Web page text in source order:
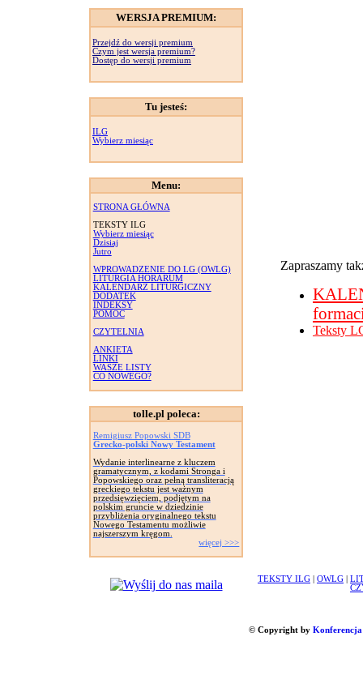
WERSJA PREMIUM:
Przejdź do wersji premium
Czym jest wersja premium?
Dostęp do wersji premium
Tu jesteś:
ILG
Wybierz miesiąc
Menu:
STRONA GŁÓWNA
TEKSTY ILG
Wybierz miesiąc
Dzisiaj
Jutro
WPROWADZENIE DO LG (OWLG)
LITURGIA HORARUM
KALENDARZ LITURGICZNY
DODATEK
INDEKSY
POMOC
CZYTELNIA
ANKIETA
LINKI
WASZE LISTY
CO NOWEGO?
tolle.pl poleca:
Remigiusz Popowski SDB
Grecko-polski Nowy Testament
Wydanie interlinearne z kluczem
gramatycznym, z kodami Stronga i
Popowskiego oraz pełną transliteracją
greckiego tekstu jest ważnym
przedsięwzięciem, podjętym na
polskim gruncie w dziedzinie
przybliżenia oryginalnego tekstu
Nowego Testamentu możliwie
najszerszym kręgom.
więcej >>>
Zapraszamy
Teksty
TEKSTY ILG OWLG
© Copyright by Konferencja